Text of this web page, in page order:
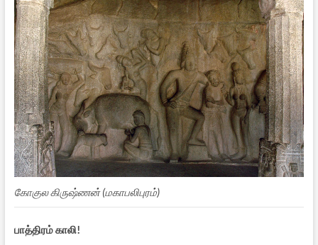
கோகுல கிருஷ்ணன் (மகாபலிபுரம்)
பாத்திரம் காலி!